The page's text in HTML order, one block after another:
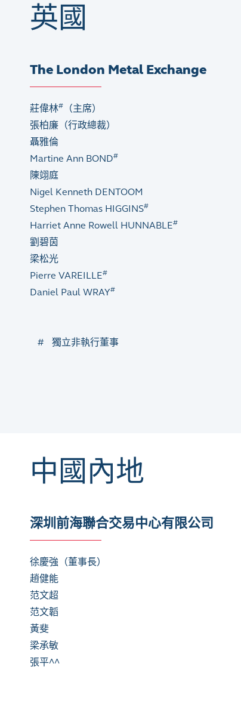
英國
The London Metal Exchange
莊偉林#
（主席）
張柏廉（行政總裁）
聶雅倫
Martine Ann BOND#
陳翊庭
Nigel Kenneth DENTOOM
Stephen Thomas HIGGINS#
Harriet Anne Rowell HUNNABLE#
劉碧茵
梁松光
Pierre VAREILLE#
Daniel Paul WRAY#
# 獨立非執行董事
中國內地
深圳前海聯合交易中心有限公司
徐慶強（董事長）
趙健能
范文超
范文韜
黃斐
梁承敏
張平^^